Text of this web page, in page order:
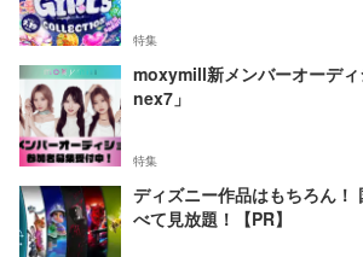
特集
moxymill新メンバーオーデ
nex7」
特集
ディズニー作品はもちろん！
べて見放題！【PR】